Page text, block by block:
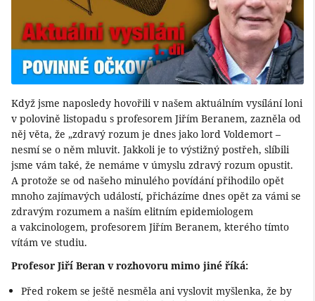
Když jsme naposledy hovořili v našem aktuálním vysílání loni
v polovině listopadu s profesorem Jiřím Beranem, zazněla od
něj věta, že „zdravý rozum je dnes jako lord Voldemort –
nesmí se o něm mluvit. Jakkoli je to výstižný postřeh, slíbili
jsme vám také, že nemáme v úmyslu zdravý rozum opustit.
A protože se od našeho minulého povídání přihodilo opět
mnoho zajímavých událostí, přicházíme dnes opět za vámi se
zdravým rozumem a naším elitním epidemiologem
a vakcinologem, profesorem Jiřím Beranem, kterého tímto
vítám ve studiu.
Profesor Jiří Beran v rozhovoru mimo jiné říká:
Před rokem se ještě nesměla ani vyslovit myšlenka, že by